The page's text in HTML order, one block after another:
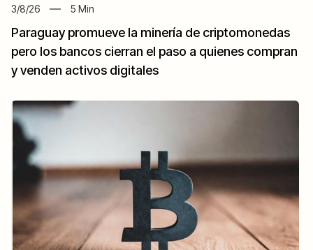
3/8/26 5 Min
Paraguay promueve la minería de criptomonedas
pero los bancos cierran el paso a quienes compran
y venden activos digitales